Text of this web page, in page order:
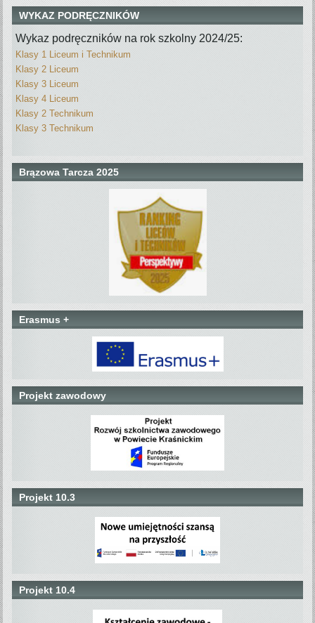
WYKAZ PODRĘCZNIKÓW
Wykaz podręczników na rok szkolny 2024/25:
Klasy 1 Liceum i Technikum
Klasy 2 Liceum
Klasy 3 Liceum
Klasy 4 Liceum
Klasy 2 Technikum
Klasy 3 Technikum
Brązowa Tarcza 2025
Erasmus +
Projekt zawodowy
Projekt 10.3
Projekt 10.4